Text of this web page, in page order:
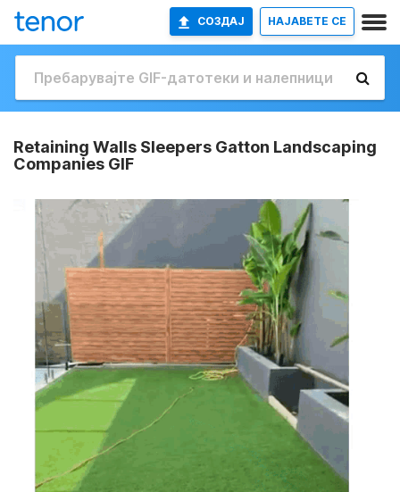
СОЗДАЈ НАЈАВETE СЕ
Retaining Walls Sleepers Gatton Landscaping
Companies GIF